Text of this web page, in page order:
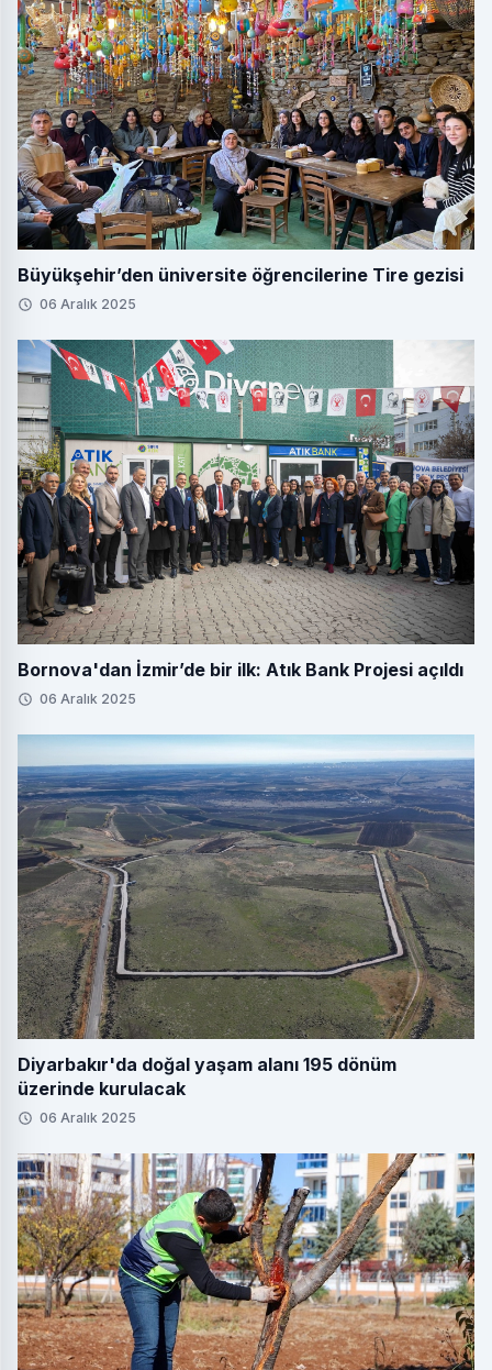
Büyükşehir’den üniversite öğrencilerine Tire gezisi
06 Aralık 2025
Bornova'dan İzmir’de bir ilk: Atık Bank Projesi açıldı
06 Aralık 2025
Diyarbakır'da doğal yaşam alanı 195 dönüm
üzerinde kurulacak
06 Aralık 2025